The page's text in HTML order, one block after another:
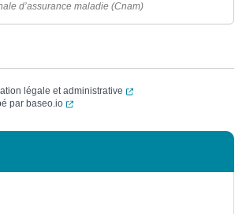
d’assurance maladie (Cnam)
légale et administrative
(ouverture dans un
par baseo.io (ouverture dans un nouvel onglet)
complémentaires